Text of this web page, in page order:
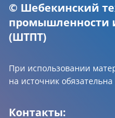
© Шебекинский
промышленности
(ШТПТ)
При использовании
на источник обязательна
Контакты: